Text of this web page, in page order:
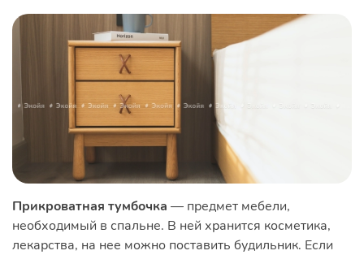
Прикроватная тумбочка — предмет мебели,
необходимый в спальне. В ней хранится косметика,
лекарства, на нее можно поставить будильник. Если